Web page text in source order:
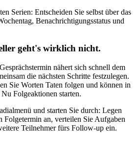
Serien: Entscheiden Sie selbst über das
Benachrichtigungsstatus und
geht's wirklich nicht.
nähert sich schnell dem
die nächsten Schritte festzulegen.
Sie Worten Taten folgen und können in
Folgeaktionen starten.
und starten Sie durch: Legen
Folgetermin an, verteilen Sie Aufgaben
Teilnehmer fürs Follow-up ein.